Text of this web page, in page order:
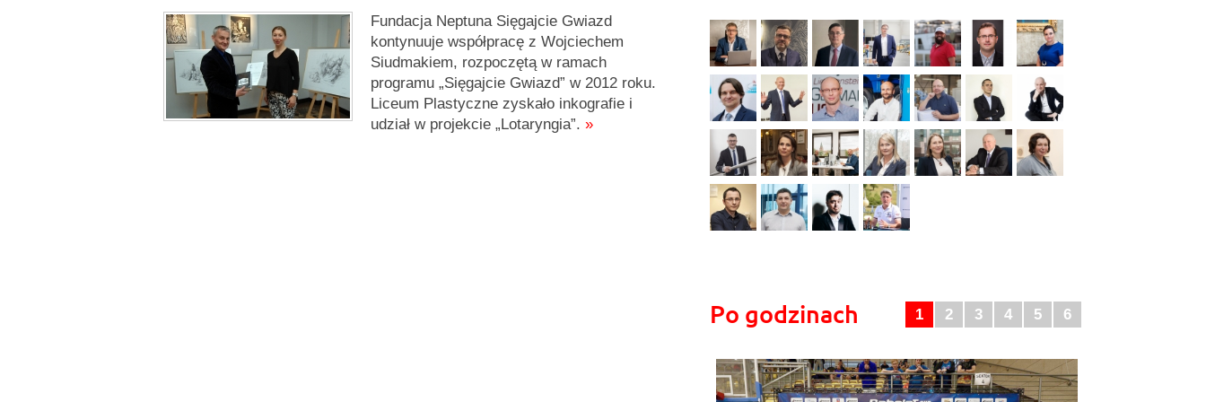
Fundacja Neptuna Sięgajcie Gwiazd
kontynuuje współpracę z Wojciechem
Siudmakiem, rozpoczętą w ramach
programu „Sięgajcie Gwiazd” w 2012 roku.
Liceum Plastyczne zyskało inkografie i
udział w projekcie „Lotaryngia”. »
Po godzinach 1 2 3 4 5 6